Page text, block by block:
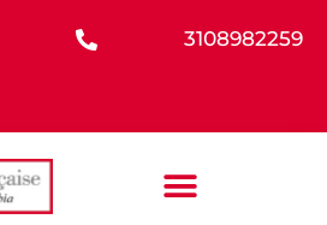
3108982259